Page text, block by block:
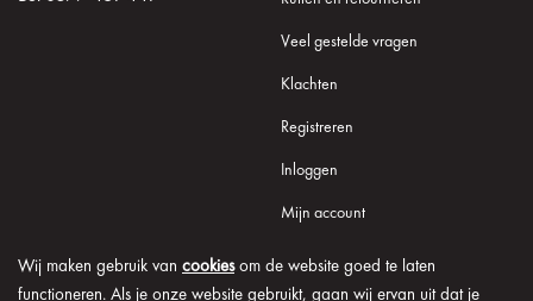
Wij maken gebruik van cookiesom de website goed te laten
functioneren. Als je onze website gebruikt, gaan wij ervan uit dat je
Veel gestelde vragen
Klachten
Registreren
Inloggen
Mijn account